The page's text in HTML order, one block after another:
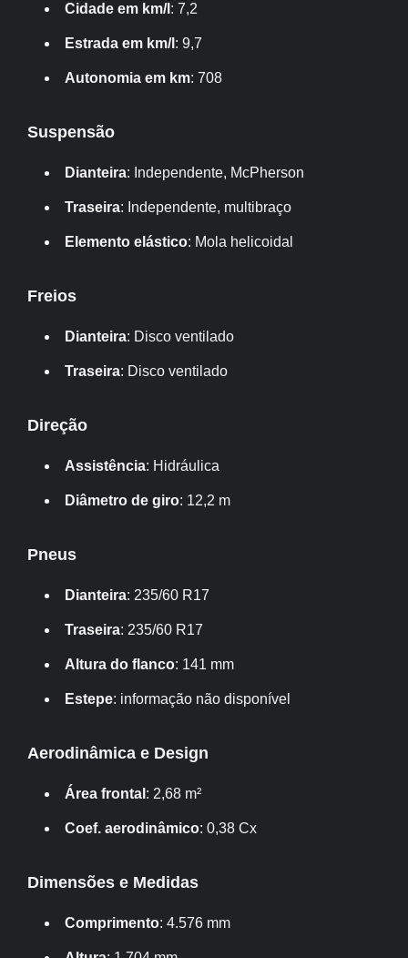
Cidade em km/l : 7,2
Estrada em km/l : 9,7
Autonomia em km: 708
Suspensão
Dianteira: Independente, McPherson
Traseira: Independente, multibraço
Elemento elástico: Mola helicoidal
Freios
Dianteira: Disco ventilado
Traseira: Disco ventilado
Direção
Assistência: Hidráulica
Diâmetro de giro: 12,2 m
Pneus
Dianteira: 235/60 R17
Traseira: 235/60 R17
Altura do flanco: 141 mm
Estepe: informação não disponível
Aerodinâmica e Design
Área frontal : 2,68 m²
Coef. aerodinâmico: 0,38 Cx
Dimensões e Medidas
Comprimento: 4.576 mm